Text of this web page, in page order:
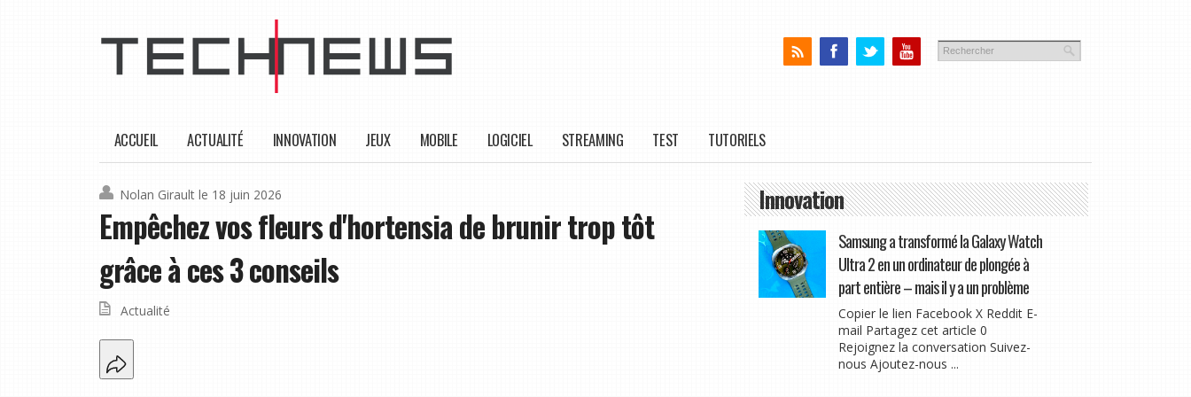
ACCUEIL ACTUALITÉ INNOVATION JEUX MOBILE LOGICIEL STREAMING TEST TUTORIELS
Nolan Girault le 18 juin 2026
Empêchez vos fleurs d'hortensia de brunir trop tôt
grâce à ces 3 conseils
Actualité
Innovation
Samsung a transformé la Galaxy Watch
Ultra 2 en un ordinateur de plongée à
part entière – mais il y a un problème
Copier le lien Facebook X Reddit E-
mail Partagez cet article 0
Rejoignez la conversation Suivez-
nous Ajoutez-nous ...